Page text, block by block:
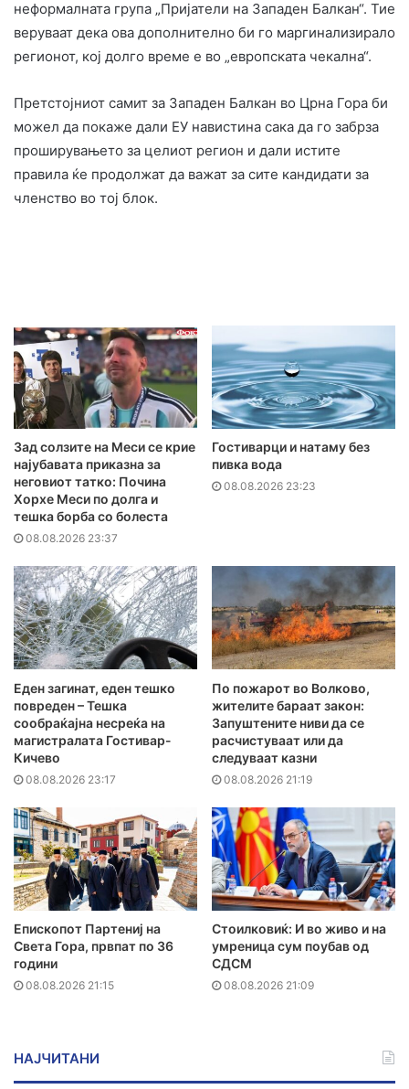
неформалната група „Пријатели на Западен Балкан“. Тие
веруваат дека ова дополнително би го маргинализирало
регионот, кој долго време е во „европската чекална“.
Претстојниот самит за Западен Балкан во Црна Гора би
можел да покаже дали ЕУ навистина сака да го забрза
проширувањето за целиот регион и дали истите
правила ќе продолжат да важат за сите кандидати за
членство во тој блок.
Зад солзите на Меси се крие
најубавата приказна за
неговиот татко: Почина
Хорхе Меси по долга и
тешка борба со болеста
08.08.2026 23:37
Гостиварци и натаму без
пивка вода
08.08.2026 23:23
Еден загинат, еден тешко
повреден – Тешка
сообраќајна несреќа на
магистралата Гостивар-
Кичево
08.08.2026 23:17
По пожарот во Волково,
жителите бараат закон:
Запуштените ниви да се
расчистуваат или да
следуваат казни
08.08.2026 21:19
Епископот Партениј на
Света Гора, првпат по 36
години
08.08.2026 21:15
Стоилковиќ: И во живо и на
умреница сум поубав од
СДСМ
08.08.2026 21:09
НАЈЧИТАНИ